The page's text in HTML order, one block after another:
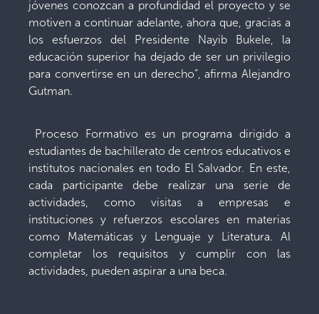
jóvenes conozcan a profundidad el proyecto y se
motiven a continuar adelante, ahora que, gracias a
los esfuerzos del Presidente Nayib Bukele, la
educación superior ha dejado de ser un privilegio
para convertirse en un derecho”, afirma Alejandro
Gutman.
Proceso Formativo es un programa dirigido a
estudiantes de bachillerato de centros educativos e
institutos nacionales en todo El Salvador. En este,
cada participante debe realizar una serie de
actividades, como visitas a empresas e
instituciones y refuerzos escolares en materias
como Matemáticas y Lenguaje y Literatura. Al
completar los requisitos y cumplir con las
actividades, pueden aspirar a una beca.